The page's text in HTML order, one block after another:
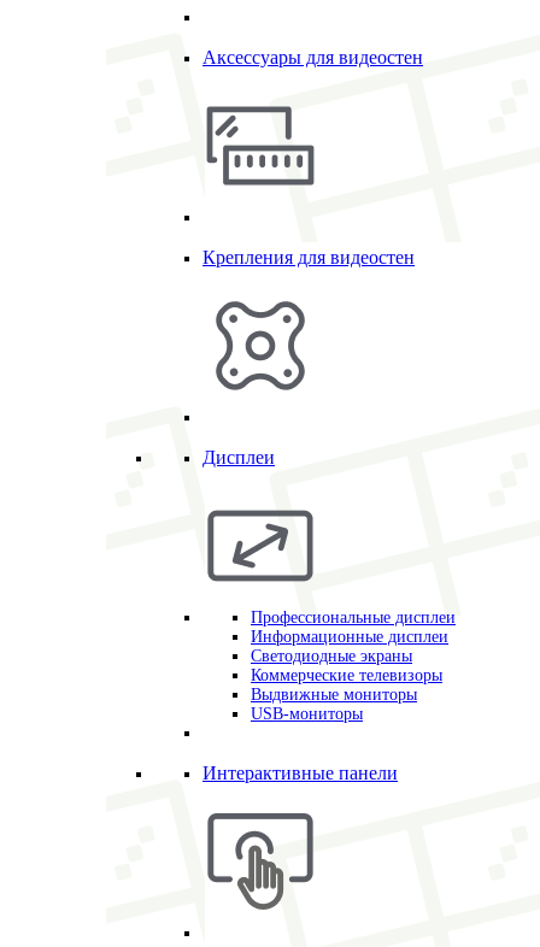
Аксессуары для видеостен
Крепления для видеостен
Дисплеи
Профессиональные дисплеи
Информационные дисплеи
Светодиодные экраны
Коммерческие телевизоры
Выдвижные мониторы
USB-мониторы
Интерактивные панели